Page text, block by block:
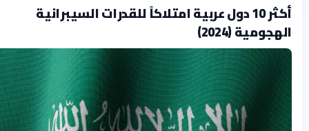
أكثر 10 دول عربية امتلاكاً للقدرات السيبرانية
(2024)